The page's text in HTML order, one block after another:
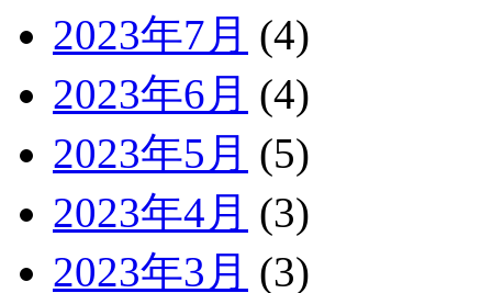
2023年7月 (4)
2023年6月 (4)
2023年5月 (5)
2023年4月 (3)
2023年3月 (3)